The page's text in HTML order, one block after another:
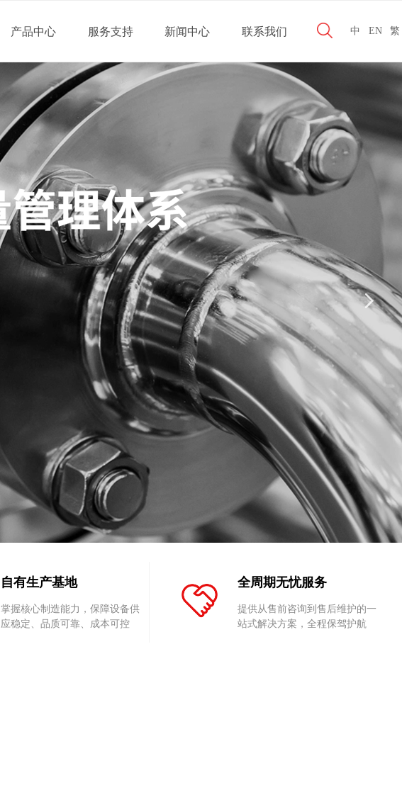
产品中心 服务支持 新闻中心 联系我们 中 EN 繁
自有生产基地
掌握核心制造能力，保障设备供
应稳定、品质可靠、成本可控
全周期无忧服务
提供从售前咨询到售后维护的一
站式解决方案，全程保驾护航